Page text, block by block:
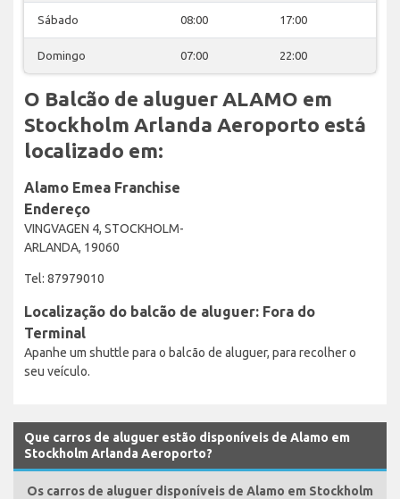
Sábado 08:00 17:00
Domingo 07:00 22:00
O Balcão de aluguer ALAMO em
Stockholm Arlanda Aeroporto está
localizado em:
Alamo Emea Franchise
Endereço
VINGVAGEN 4, STOCKHOLM-
ARLANDA, 19060
Tel: 87979010
Localização do balcão de aluguer: Fora do
Terminal
Apanhe um shuttle para o balcão de aluguer, para recolher o
seu veículo.
Que carros de aluguer estão disponíveis de Alamo em
Stockholm Arlanda Aeroporto?
Os carros de aluguer disponíveis de Alamo em Stockholm